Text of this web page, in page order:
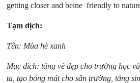
getting closer and beine friendly to
Tạm dịch:
Tên: Mùa hè xanh
Mục đích: tăng vẻ đẹp cho trường học
ta, tạo bóng mát cho sân trường, tăng